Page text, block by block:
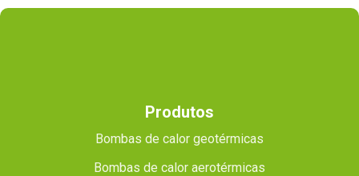
Produtos
Bombas de calor geotérmicas
Bombas de calor aerotérmicas